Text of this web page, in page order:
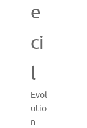
e
ci
l
Evol
utio
n